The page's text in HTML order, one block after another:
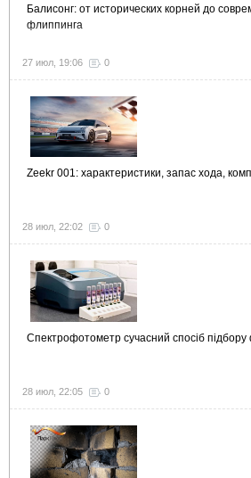
Балисонг: от исторических корней до
флиппинга
27 июл, 19:06 0
Zeekr 001: характеристики, запас хода,
28 июл, 22:02 0
Спектрофотометр сучасний спосіб
28 июл, 22:05 0